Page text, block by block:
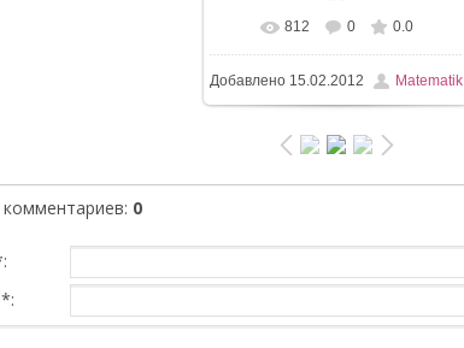
В реальном размере
1200x1600/ 148.4Kb
812 0 0.0
Добавлено 15.02.2012 Matematik
комментариев: 0